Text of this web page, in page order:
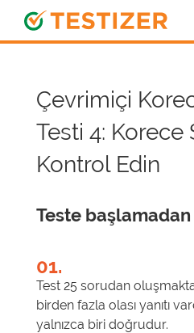
Çevrimiçi
Testi 4: Korece
Kontrol Edin
Teste
01.
Test 25 sorudan
birden fazla olası yanıtı
yalnızca biri doğrudur.